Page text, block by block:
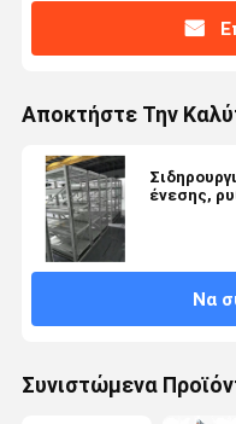
Αποκτήστε Την
ένεσης,
Να
Συνιστώμενα